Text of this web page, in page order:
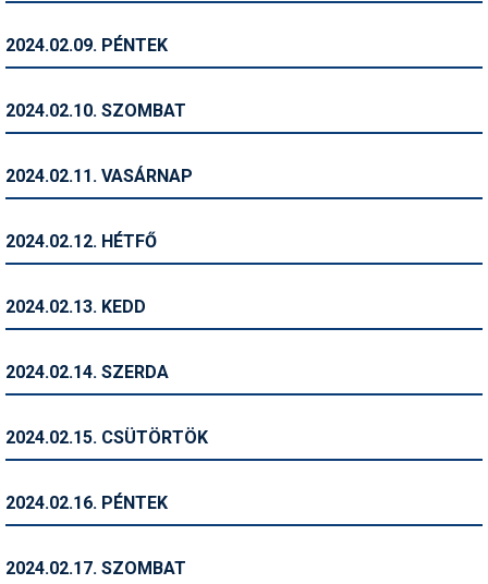
Pályázatok
Síbérletárak
Sífelszerelés
Símánia
Síszerviz
2024.02.09. PÉNTEK
2024.02.10. SZOMBAT
2024.02.11. VASÁRNAP
2024.02.12. HÉTFŐ
2024.02.13. KEDD
2024.02.14. SZERDA
2024.02.15. CSÜTÖRTÖK
2024.02.16. PÉNTEK
2024.02.17. SZOMBAT